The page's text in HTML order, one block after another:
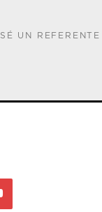
SÉ UN REFERENTE